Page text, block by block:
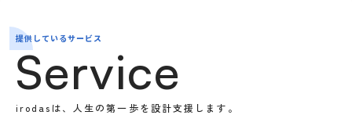
提供しているサービス
Service
irodasは、人生の第一歩を設計支援します。